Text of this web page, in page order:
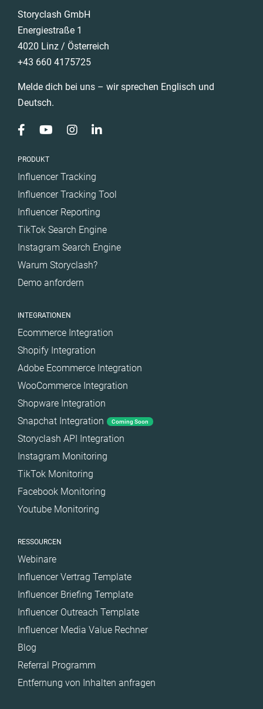
Storyclash GmbH
Energiestraße 1
4020 Linz / Österreich
+43 660 4175725
Melde dich bei uns – wir sprechen Englisch und
Deutsch.
PRODUKT
Influencer Tracking
Influencer Tracking Tool
Influencer Reporting
TikTok Search Engine
Instagram Search Engine
Warum Storyclash?
Demo anfordern
INTEGRATIONEN
Ecommerce Integration
Shopify Integration
Adobe Ecommerce Integration
WooCommerce Integration
Shopware Integration
Snapchat Integration
Coming Soon
Storyclash API Integration
Instagram Monitoring
TikTok Monitoring
Facebook Monitoring
Youtube Monitoring
RESSOURCEN
Webinare
Influencer Vertrag Template
Influencer Briefing Template
Influencer Outreach Template
Influencer Media Value Rechner
Blog
Referral Programm
Entfernung von Inhalten anfragen